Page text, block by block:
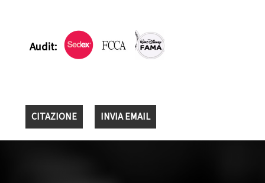
Audit:
CITAZIONE INVIA EMAIL